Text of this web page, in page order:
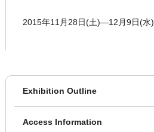
2015年11月28日(土)―12月9日(水)
Exhibition Outline
Access Information